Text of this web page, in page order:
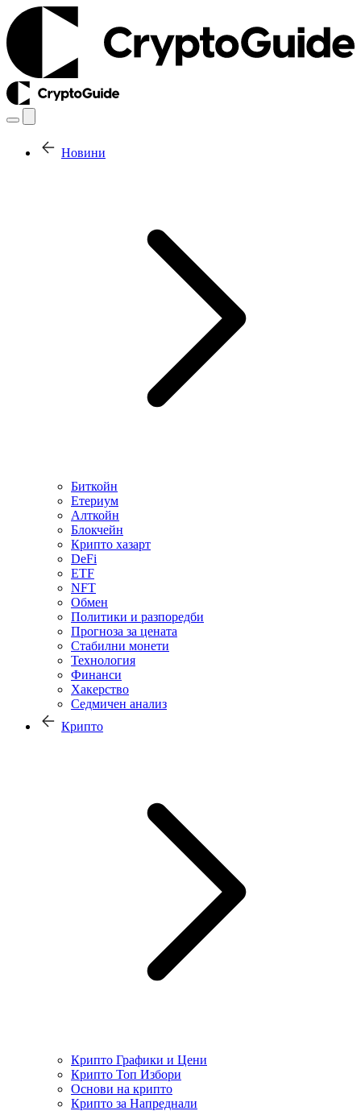
Новини
Биткойн
Етериум
Алткойн
Блокчейн
Крипто хазарт
DeFi
ETF
NFT
Обмен
Политики и разпоредби
Прогноза за цената
Стабилни монети
Технология
Финанси
Хакерство
Седмичен анализ
Крипто
Крипто Графики и Цени
Крипто Топ Избори
Основи на крипто
Крипто за Напреднали